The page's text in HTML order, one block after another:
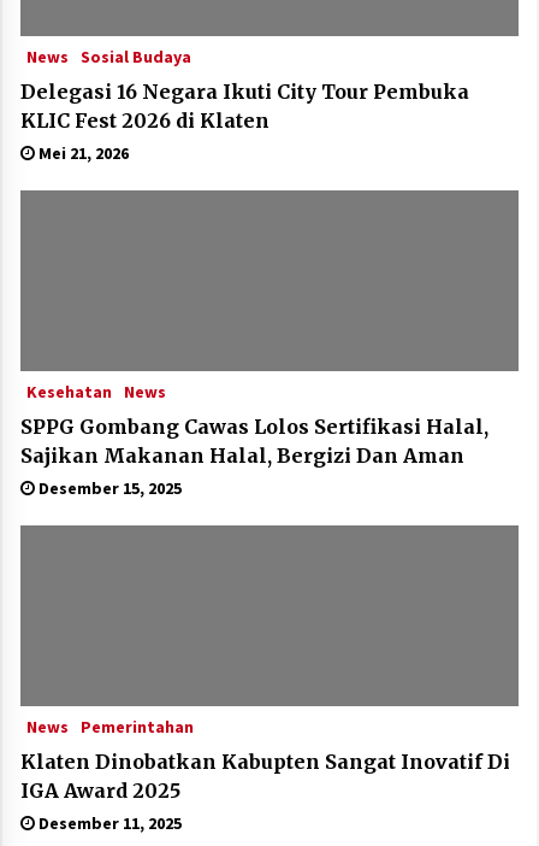
News Sosial Budaya
Delegasi 16 Negara Ikuti City Tour Pembuka
KLIC Fest 2026 di Klaten
Mei 21, 2026
Kesehatan News
SPPG Gombang Cawas Lolos Sertifikasi Halal,
Sajikan Makanan Halal, Bergizi Dan Aman
Desember 15, 2025
News Pemerintahan
Klaten Dinobatkan Kabupten Sangat Inovatif Di
IGA Award 2025
Desember 11, 2025